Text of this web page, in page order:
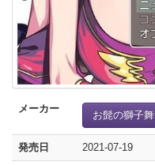
メーカー
お髭の獅子舞
発売日 2021-07-19